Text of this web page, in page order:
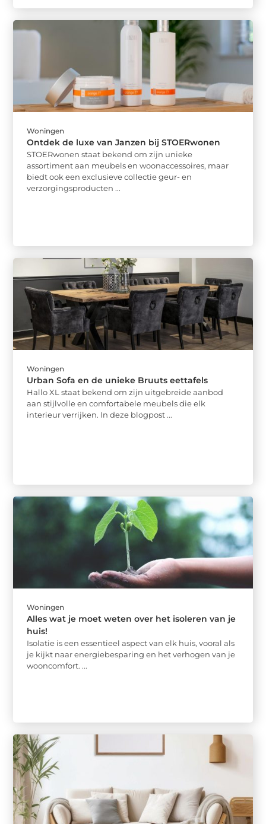
Woningen
Ontdek de luxe van Janzen bij STOERwonen
STOERwonen staat bekend om zijn unieke
assortiment aan meubels en woonaccessoires, maar
biedt ook een exclusieve collectie geur- en
verzorgingsproducten ...
Woningen
Urban Sofa en de unieke Bruuts eettafels
Hallo XL staat bekend om zijn uitgebreide aanbod
aan stijlvolle en comfortabele meubels die elk
interieur verrijken. In deze blogpost ...
Woningen
Alles wat je moet weten over het isoleren van je
huis!
Isolatie is een essentieel aspect van elk huis, vooral als
je kijkt naar energiebesparing en het verhogen van je
wooncomfort. ...